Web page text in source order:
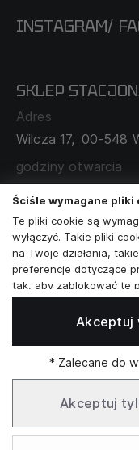
O NAS
MAPA
INSTAGRAM/
SKLEP
Adres
Wilcza 17, 00-548
godziny otwarcia
poniedziałek -
Skontaktuj się z
+48573581161
info@reytel.pl
Whatsapp
Infolinia: Pn–Pt
Ściśle wymagane pliki
Te pliki cookie są
wyłączyć. Takie pliki
na Twoje działania,
preferencje dotyczące
tak, aby zablokować te
sposób działania naszej
Analizy i statystyki
Marketing i
Te pliki cookie są
marketingowych i
wykorzystywane do
następnie wyświetlania
Akceptuj
* Zalecane do
Akceptuj